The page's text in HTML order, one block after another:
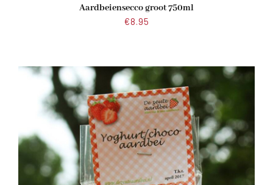
Aardbeiensecco groot 750ml
€8.95